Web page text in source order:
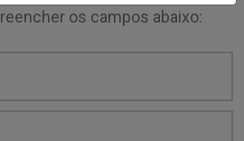
os campos abaixo: